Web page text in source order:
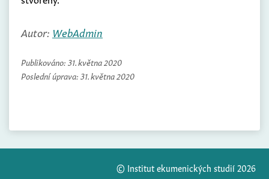
Autor: WebAdmin
Publikováno: 31. května 2020
Poslední úprava: 31. května 2020
© Institut ekumenických studií 2026